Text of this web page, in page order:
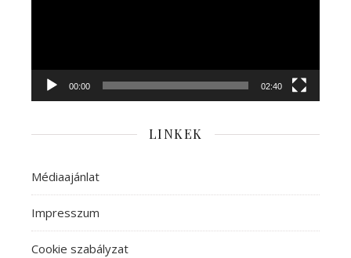
00:00 02:40
LINKEK
Médiaajánlat
Impresszum
Cookie szabályzat